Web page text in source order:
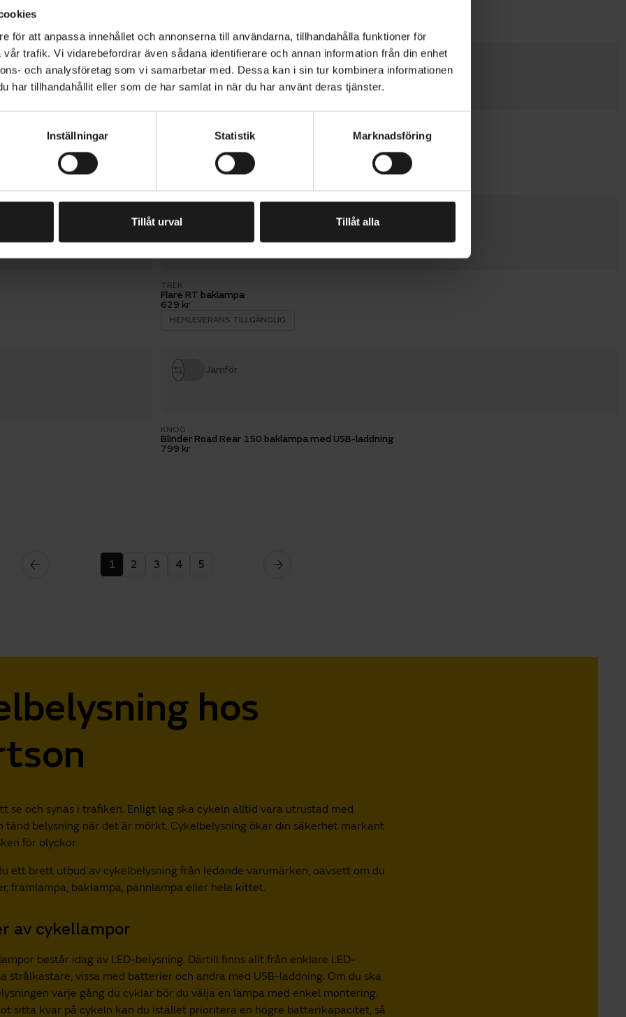
för att anpassa innehållet och annonserna till användarna, tillhandahålla funktioner för
trafik. Vi vidarebefordrar även sådana identifierare och annan information från din enhet
och analysföretag som vi samarbetar med. Dessa kan i sin tur kombinera informationen
har tillhandahållit eller som de har samlat in när du har använt deras tjänster.
Inställningar Statistik Marknadsföring
Tillåt urval Tillåt alla
Jämför
Light UltraTorch CL 1600 framlampa m USB-laddning
TREK
Flare RT baklampa
629 kr
HEMLEVERANS TILLGÄNGLIG
Jämför
KNOG
Blinder Road Rear 150 baklampa med USB-laddning
799 kr
1 2 3 4 5
hos
se och synas i trafiken. Enligt lag ska cykeln alltid vara utrustad med
tänd belysning när det är mörkt. Cykelbelysning ökar din säkerhet markant
för olyckor.
ett brett utbud av cykelbelysning från ledande varumärken, oavsett om du
framlampa, baklampa, pannlampa eller hela kittet.
av cykellampor
består idag av LED-belysning. Därtill finns allt från enklare LED-
strålkastare, vissa med batterier och andra med USB-laddning. Om du ska
varje gång du cyklar bör du välja en lampa med enkel montering.
sitta kvar på cykeln kan du istället prioritera en högre batterikapacitet, så